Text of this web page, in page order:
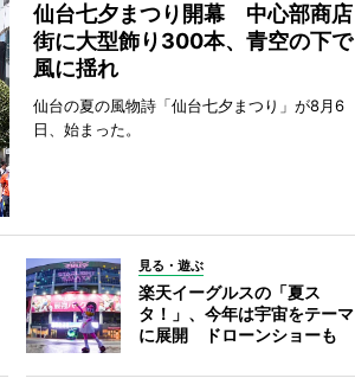
仙台七夕まつり開幕 中心部商店
街に大型飾り300本、青空の下で
風に揺れ
仙台の夏の風物詩「仙台七夕まつり」が8月6
日、始まった。
見る・遊ぶ
楽天イーグルスの「夏ス
タ！」、今年は宇宙をテーマ
に展開 ドローンショーも